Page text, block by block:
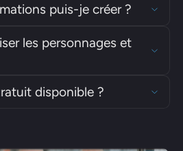
puis-je créer ?
les personnages et
disponible ?